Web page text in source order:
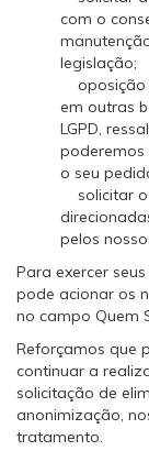
com o
legislação;
oposição
em outras
LGPD,
poderemos
o seu
solicitar o
pelos
Para exercer
pode acionar os
no campo Quem
Reforçamos que
continuar a
solicitação de
anonimização,
tratamento.